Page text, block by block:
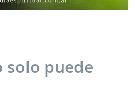
solo puede